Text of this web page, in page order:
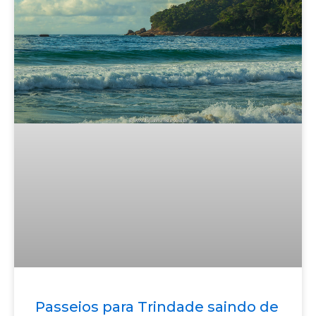
Passeios para Trindade saindo de